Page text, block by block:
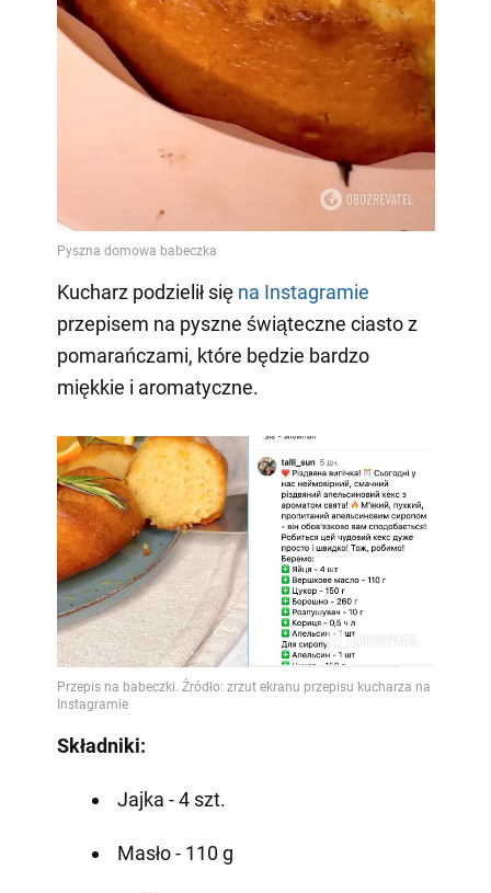
Kucharz podzielił się na Instagramie
przepisem na pyszne świąteczne ciasto z
pomarańczami, które będzie bardzo
miękkie i aromatyczne.
Składniki:
Jajka - 4 szt.
Masło - 110 g